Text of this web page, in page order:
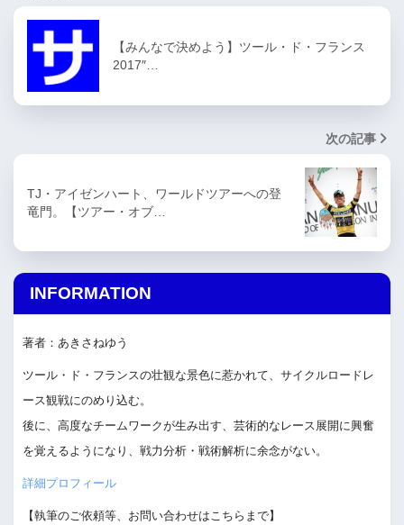
【みんなで決めよう】ツール・ド・フランス
2017″…
次の記事
TJ・アイゼンハート、ワールドツアーへの登
竜門。【ツアー・オブ…
INFORMATION
著者：あきさねゆう
ツール・ド・フランスの壮観な景色に惹かれて、サイクルロードレ
ース観戦にのめり込む。
後に、高度なチームワークが生み出す、芸術的なレース展開に興奮
を覚えるようになり、戦力分析・戦術解析に余念がない。
詳細プロフィール
【執筆のご依頼等、お問い合わせはこちらまで】